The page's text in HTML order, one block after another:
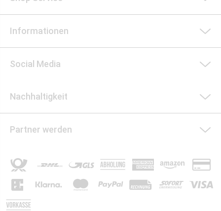
Informationen
Social Media
Nachhaltigkeit
Partner werden